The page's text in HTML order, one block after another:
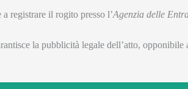
registrare il rogito presso l’Agenzia delle
la pubblicità legale dell’atto, opponibile